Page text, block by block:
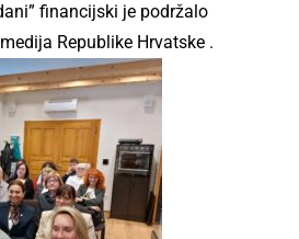
financijski je podržalo
Republike Hrvatske .